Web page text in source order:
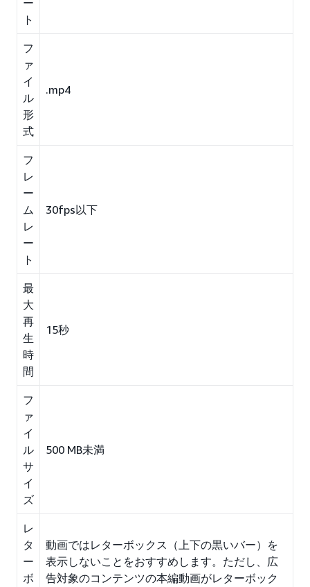
ー
ト
フ
ァ
イ
ル
形
式
.mp4
フ
レ
ー
ム
レ
ー
ト
30fps以下
最
大
再
生
時
間
15秒
フ
ァ
イ
ル
サ
イ
ズ
500 MB未満
レ
タ
ー
ボ
動画ではレターボックス（上下の黒いバー）を
表示しないことをおすすめします。ただし、広
告対象のコンテンツの本編動画がレターボック